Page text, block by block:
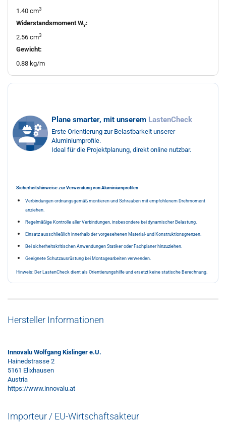
1.40 cm3
Widerstandsmoment Wy:
2.56 cm3
Gewicht:
0.88 kg/m
Plane smarter, mit unserem LastenCheck
Erste Orientierung zur Belastbarkeit unserer
Aluminiumprofile.
Ideal für die Projektplanung, direkt online nutzbar.
Sicherheitshinweise zur Verwendung von Aluminiumprofilen
Verbindungen ordnungsgemäß montieren und Schrauben mit empfohlenem Drehmoment
anziehen.
Regelmäßige Kontrolle aller Verbindungen, insbesondere bei dynamischer Belastung.
Einsatz ausschließlich innerhalb der vorgesehenen Material- und Konstruktionsgrenzen.
Bei sicherheitskritischen Anwendungen Statiker oder Fachplaner hinzuziehen.
Geeignete Schutzausrüstung bei Montagearbeiten verwenden.
Hinweis: Der LastenCheck dient als Orientierungshilfe und ersetzt keine statische Berechnung.
Hersteller Informationen
Innovalu Wolfgang Kislinger e.U.
Hainedstrasse 2
5161 Elixhausen
Austria
https://www.innovalu.at
Importeur / EU-Wirtschaftsakteur